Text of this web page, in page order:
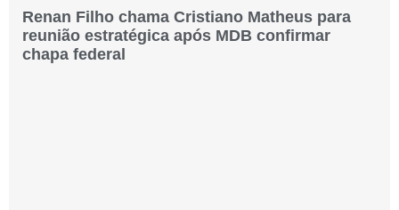
Renan Filho chama Cristiano Matheus para
reunião estratégica após MDB confirmar
chapa federal